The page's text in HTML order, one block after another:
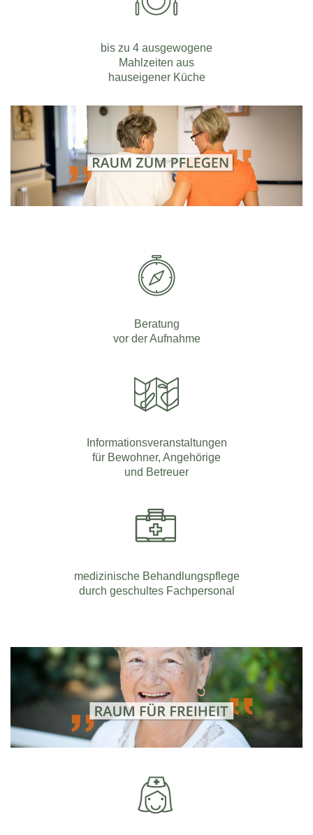
bis zu 4 ausgewogene
Mahlzeiten aus
hauseigener Küche
Beratung
vor der Aufnahme
Informationsveranstaltungen
für Bewohner, Angehörige
und Betreuer
medizinische Behandlungspflege
durch geschultes Fachpersonal